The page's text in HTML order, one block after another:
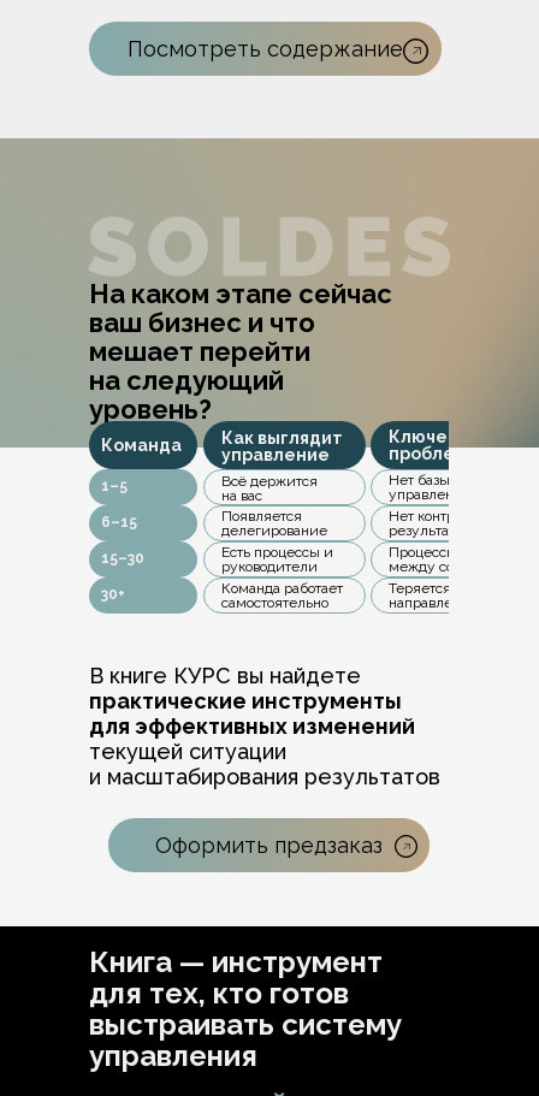
Посмотреть содержание
На каком этапе сейчас
ваш бизнес и что
мешает перейти
на следующий
уровень?
Команда
1–5
6–15
15–30
30+
Как выглядит
управление
Всё держится
на вас
Появляется
делегирование
Есть процессы и
руководители
Команда работает
самостоятельно
Ключевая
проблема
Нет базы
управления
Нет контроля за
результатом
Процессы не связаны
между собой
Теряется единое
направление
В книге КУРС вы найдете
практические инструменты
для эффективных изменений
текущей ситуации
и масштабирования результатов
Оформить предзаказ
Книга — инструмент
для тех, кто готов
выстраивать систему
управления